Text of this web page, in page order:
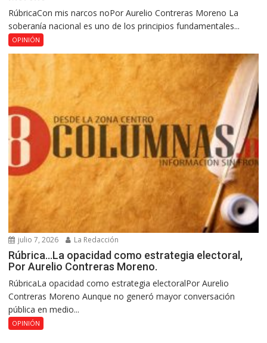
RúbricaCon mis narcos noPor Aurelio Contreras Moreno La
soberanía nacional es uno de los principios fundamentales...
OPINIÓN
julio 7, 2026 La Redacción
Rúbrica…La opacidad como estrategia electoral,
Por Aurelio Contreras Moreno.
RúbricaLa opacidad como estrategia electoralPor Aurelio
Contreras Moreno Aunque no generó mayor conversación
pública en medio...
OPINIÓN